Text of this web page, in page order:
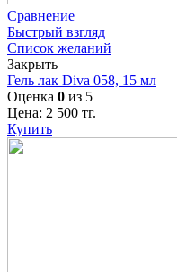
Сравнение
Быстрый взгляд
Список желаний
Закрыть
Гель лак Diva 058, 15 мл
Оценка 0 из 5
Цена: 2 500 тг.
Купить